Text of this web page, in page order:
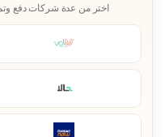
اختر من عدة شركات دفع